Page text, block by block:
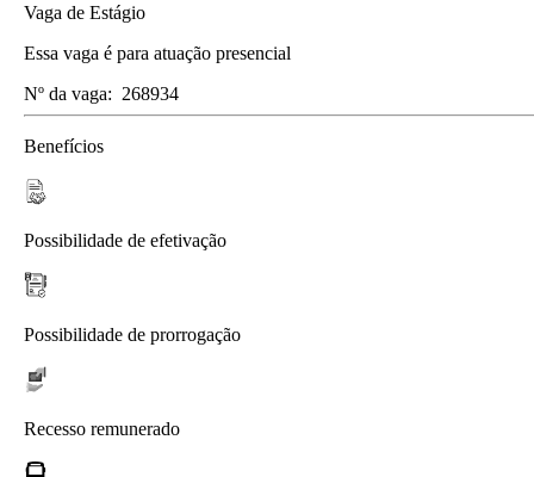
Vaga de Estágio
Essa vaga é para atuação presencial
Nº da vaga: 268934
Benefícios
Possibilidade de efetivação
Possibilidade de prorrogação
Recesso remunerado